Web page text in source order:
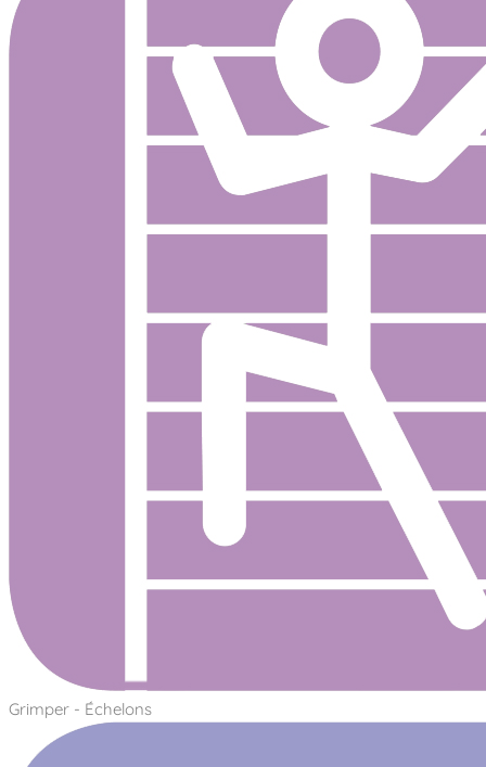
Grimper - Échelons